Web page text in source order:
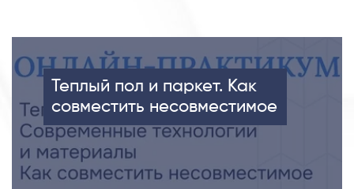
Теплый пол и паркет. Как
совместить несовместимое